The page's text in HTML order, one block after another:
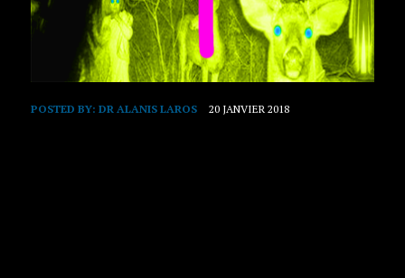
POSTED BY: DR ALANIS LAROS 20 JANVIER 2018